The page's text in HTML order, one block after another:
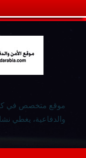
موقع متخصص في
والدفاعية، يغطي